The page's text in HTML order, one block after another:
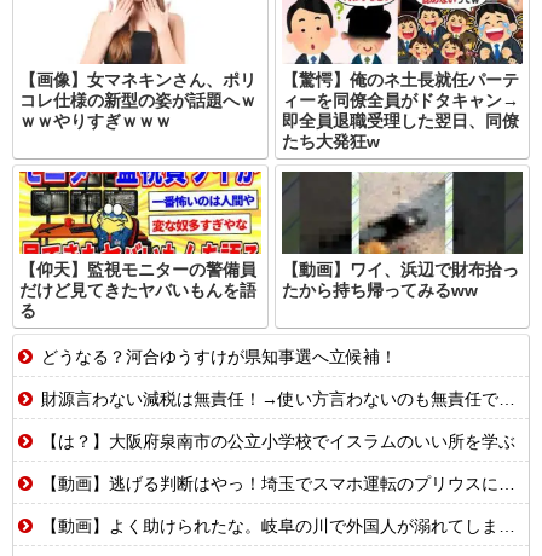
【画像】女マネキンさん、ポリ
コレ仕様の新型の姿が話題へｗ
ｗｗやりすぎｗｗｗ
【驚愕】俺のネ土長就任パーテ
ィーを同僚全員がドタキャン→
即全員退職受理した翌日、同僚
たち大発狂w
【仰天】監視モニターの警備員
だけど見てきたヤバいもんを語
る
【動画】ワイ、浜辺で財布拾っ
たから持ち帰ってみるww
どうなる？河合ゆうすけが県知事選へ立候補！
財源言わない減税は無責任！→使い方言わないのも無責任では？
【は？】大阪府泉南市の公立小学校でイスラムのいい所を学ぶ
【動画】逃げる判断はやっ！埼玉でスマホ運転のプリウスに当て逃げされる車載。
【動画】よく助けられたな。岐阜の川で外国人が溺れてしまう事故。